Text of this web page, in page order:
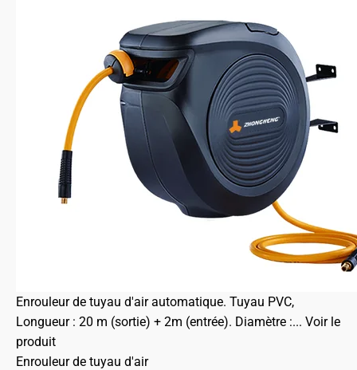
Enrouleur de tuyau d'air automatique. Tuyau PVC,
Longueur : 20 m (sortie) + 2m (entrée). Diamètre :... Voir le
produit
Enrouleur de tuyau d'air